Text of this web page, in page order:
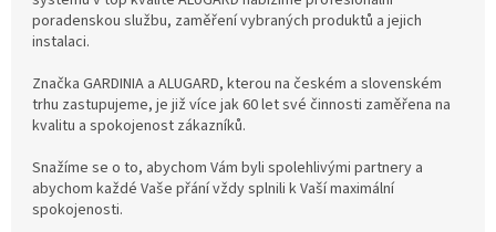
poradenskou službu, zaměření vybraných produktů a jejich
instalaci.
Značka GARDINIA a ALUGARD, kterou na českém a slovenském
trhu zastupujeme, je již více jak 60 let své činnosti zaměřena na
kvalitu a spokojenost zákazníků.
Snažíme se o to, abychom Vám byli spolehlivými partnery a
abychom každé Vaše přání vždy splnili k Vaší maximální
spokojenosti.